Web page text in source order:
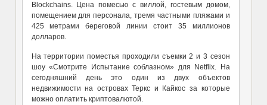
Blockchains. Цена помесью с виллой, гостевым домом,
помещением для персонала, тремя частными пляжами и
425 метрами береговой линии стоит 35 миллионов
долларов.
На территории поместья проходили съемки 2 и 3 сезон
шоу «Смотрите Испытание соблазном» для Netflix. На
сегодняшний день это один из двух объектов
недвижимости на островах Теркс и Кайкос за которые
можно оплатить криптовалютой.